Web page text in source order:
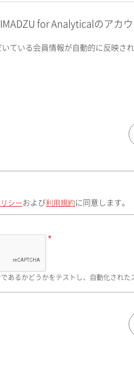
for Analyticalのアカ
ている会員情報が自動的に反映さ
シーおよび利用規約 に同意します。
あるかどうかをテストし、自動化された